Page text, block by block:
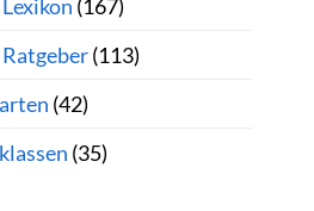
(167)
(113)
(42)
(35)